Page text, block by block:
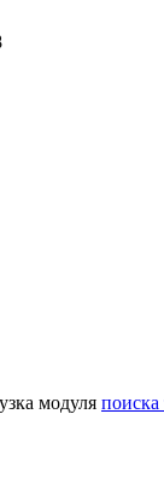
модуля поиска